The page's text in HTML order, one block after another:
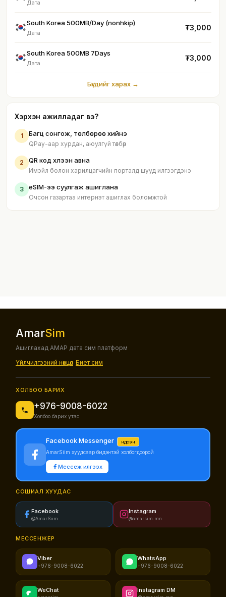
Дата
South Korea 500MB/Day (nonhkip)
Дата
₮3,000
South Korea 500MB 7Days
Дата
₮3,000
Бүгдийг харах →
Хэрхэн ажилладаг вэ?
1 Багц сонгож, төлбөрөө хийнэ
QPay-аар хурдан, аюулгүй төлбөр
2 QR код хүлээн авна
Имэйл болон харилцагчийн порталд шууд илгээгдэнэ
3 eSIM-ээ суулгаж ашиглана
Очсон газартаа интернэт ашиглах боломжтой
AmarSim
Ашиглахад АМАР дата сим платформ
Үйлчилгээний нөхцөл Биет сим
ХОЛБОО БАРИХ
+976-9008-6022
Холбоо барих утас
Facebook Messenger Үндсэн
AmarSiim хуудсаар бидэнтэй холбогдоорой
Мессеж илгээх
СОШИАЛ ХУУДАС
Facebook
@AmarSiim
Instagram
@amarsim.mn
МЕССЕНЖЕР
Viber
+976-9008-6022
WhatsApp
+976-9008-6022
WeChat Instagram DM